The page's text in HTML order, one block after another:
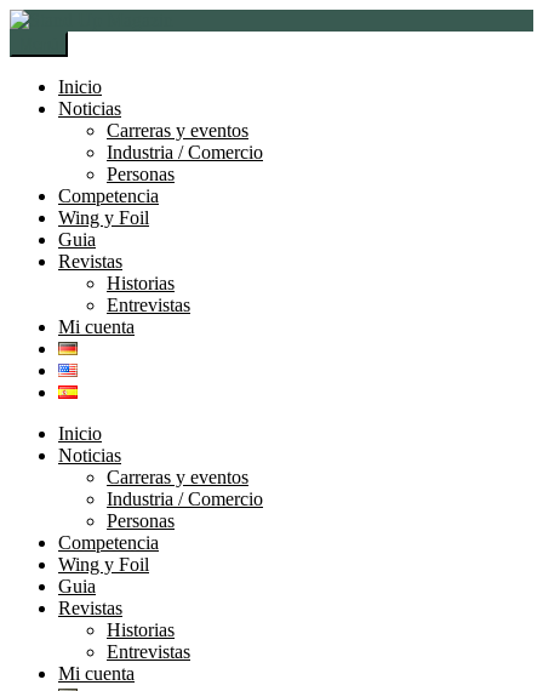
Ir
la
navegación
Ir
contenido
Inicio
Noticias
Carreras y eventos
Industria / Comercio
Personas
Competencia
Wing y Foil
Guia
Revistas
Historias
Entrevistas
Mi cuenta
Inicio
Noticias
Carreras y eventos
Industria / Comercio
Personas
Competencia
Wing y Foil
Guia
Revistas
Historias
Entrevistas
Mi cuenta